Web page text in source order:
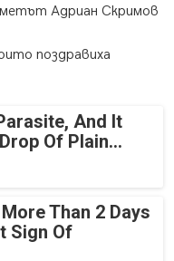
Адриан Скримов
поздравиха
And It
Of Plain...
Than 2 Days
Sign Of